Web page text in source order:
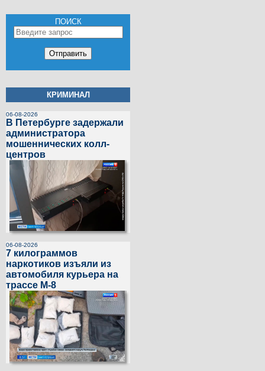
ПОИСК
КРИМИНАЛ
06-08-2026
В Петербурге задержали
администратора
мошеннических колл-
центров
06-08-2026
7 килограммов
наркотиков изъяли из
автомобиля курьера на
трассе М-8